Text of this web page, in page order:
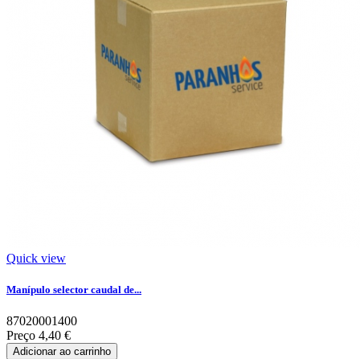
Quick view
Manípulo selector caudal de...
87020001400
Preço 4,40 €
Adicionar ao carrinho